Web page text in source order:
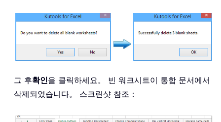
그 후확인을 클릭하세요。 빈 워크시트이 통합 문서에서
삭제되었습니다。 스크린샷 참조：